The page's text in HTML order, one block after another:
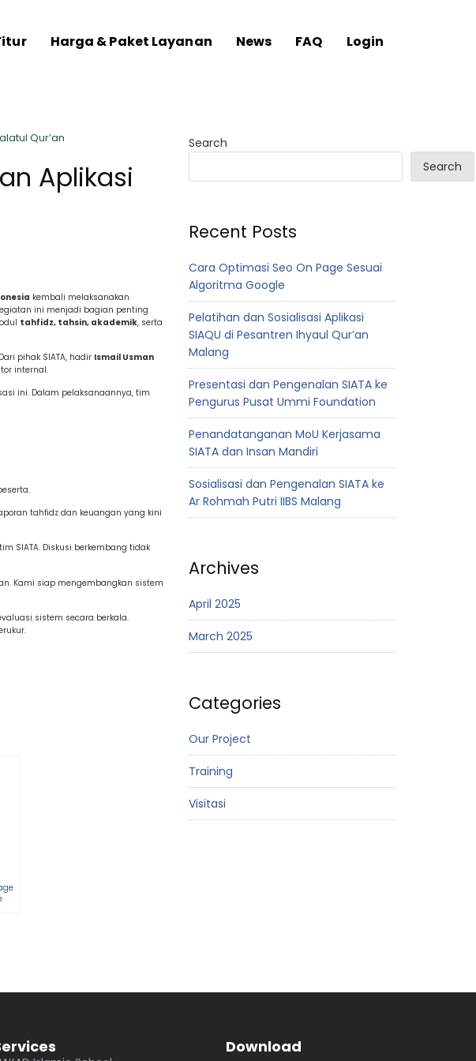
Harga & Paket Layanan News FAQ Login
Qur’an
Aplikasi
kembali melaksanakan
ini menjadi bagian penting
tahfidz, tahsin, akademik, serta
pihak SIATA, hadir Ismail Usman
internal.
ini. Dalam pelaksanaannya, tim
tahfidz dan keuangan yang kini
SIATA. Diskusi berkembang tidak
Kami siap mengembangkan sistem
sistem secara berkala.
Search
Search
Recent Posts
Cara Optimasi Seo On Page Sesuai
Algoritma Google
Pelatihan dan Sosialisasi Aplikasi
SIAQU di Pesantren Ihyaul Qur’an
Malang
Presentasi dan Pengenalan SIATA ke
Pengurus Pusat Ummi Foundation
Penandatanganan MoU Kerjasama
SIATA dan Insan Mandiri
Sosialisasi dan Pengenalan SIATA ke
Ar Rohmah Putri IIBS Malang
Archives
April 2025
March 2025
Categories
Our Project
Training
Visitasi
Download